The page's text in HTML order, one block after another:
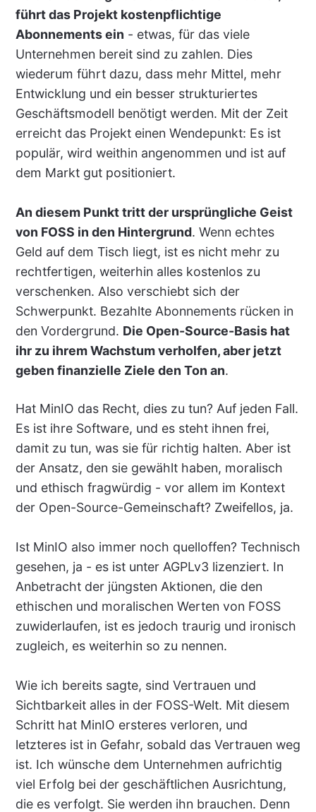
führt das Projekt kostenpflichtige
Abonnements ein - etwas, für das viele
Unternehmen bereit sind zu zahlen. Dies
wiederum führt dazu, dass mehr Mittel, mehr
Entwicklung und ein besser strukturiertes
Geschäftsmodell benötigt werden. Mit der Zeit
erreicht das Projekt einen Wendepunkt: Es ist
populär, wird weithin angenommen und ist auf
dem Markt gut positioniert.
An diesem Punkt tritt der ursprüngliche Geist
von FOSS in den Hintergrund. Wenn echtes
Geld auf dem Tisch liegt, ist es nicht mehr zu
rechtfertigen, weiterhin alles kostenlos zu
verschenken. Also verschiebt sich der
Schwerpunkt. Bezahlte Abonnements rücken in
den Vordergrund. Die Open-Source-Basis hat
ihr zu ihrem Wachstum verholfen, aber jetzt
geben finanzielle Ziele den Ton an.
Hat MinIO das Recht, dies zu tun? Auf jeden Fall.
Es ist ihre Software, und es steht ihnen frei,
damit zu tun, was sie für richtig halten. Aber ist
der Ansatz, den sie gewählt haben, moralisch
und ethisch fragwürdig - vor allem im Kontext
der Open-Source-Gemeinschaft? Zweifellos, ja.
Ist MinIO also immer noch quelloffen? Technisch
gesehen, ja - es ist unter AGPLv3 lizenziert. In
Anbetracht der jüngsten Aktionen, die den
ethischen und moralischen Werten von FOSS
zuwiderlaufen, ist es jedoch traurig und ironisch
zugleich, es weiterhin so zu nennen.
Wie ich bereits sagte, sind Vertrauen und
Sichtbarkeit alles in der FOSS-Welt. Mit diesem
Schritt hat MinIO ersteres verloren, und
letzteres ist in Gefahr, sobald das Vertrauen weg
ist. Ich wünsche dem Unternehmen aufrichtig
viel Erfolg bei der geschäftlichen Ausrichtung,
die es verfolgt. Sie werden ihn brauchen. Denn